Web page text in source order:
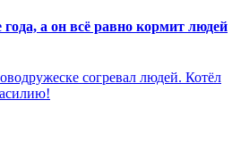
а он всё равно кормит людей
согревал людей. Котёл